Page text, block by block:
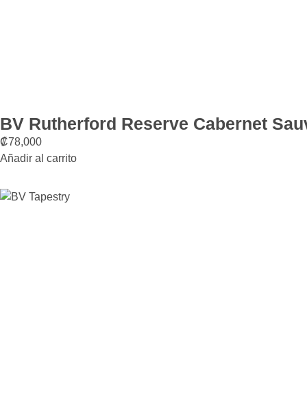
BV Rutherford Reserve Cabernet
₡78,000
Añadir al carrito